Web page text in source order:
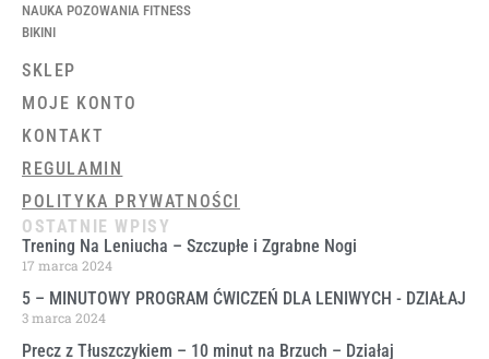
NAUKA POZOWANIA FITNESS
BIKINI
SKLEP
MOJE KONTO
KONTAKT
REGULAMIN
POLITYKA PRYWATNOŚCI
OSTATNIE WPISY
Trening Na Leniucha – Szczupłe i Zgrabne Nogi
17 marca 2024
5 – MINUTOWY PROGRAM ĆWICZEŃ DLA LENIWYCH ​- DZIAŁAJ
3 marca 2024
Precz z Tłuszczykiem – 10 minut na Brzuch – Działaj